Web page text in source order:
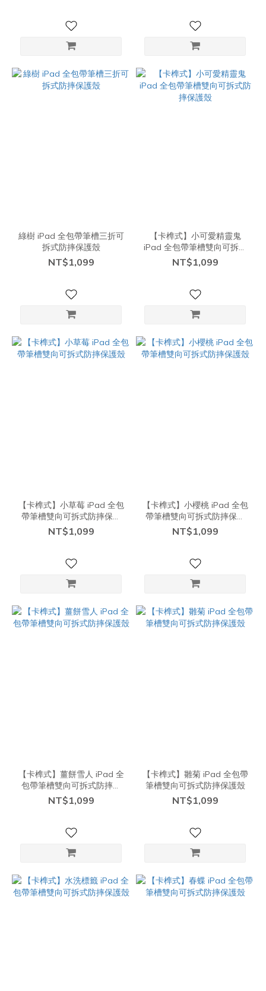
綠樹 iPad 全包帶筆槽三折可
拆式防摔保護殼
NT$1,099
【卡榫式】小可愛精靈鬼
iPad 全包帶筆槽雙向可拆式
防摔保護殼
NT$1,099
【卡榫式】小草莓 iPad 全包
帶筆槽雙向可拆式防摔保護
殼
NT$1,099
【卡榫式】小櫻桃 iPad 全包
帶筆槽雙向可拆式防摔保護
殼
NT$1,099
【卡榫式】薑餅雪人 iPad 全
包帶筆槽雙向可拆式防摔保
護殼
NT$1,099
【卡榫式】雛菊 iPad 全包帶
筆槽雙向可拆式防摔保護殼
NT$1,099